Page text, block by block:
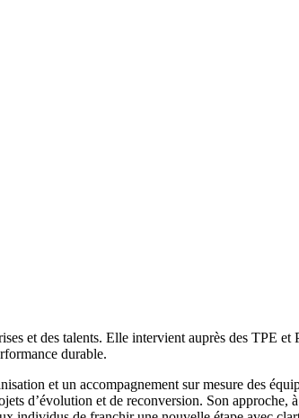
et des talents. Elle intervient auprès des TPE
durable.
et un accompagnement sur mesure des
d’évolution et de reconversion. Son approche,